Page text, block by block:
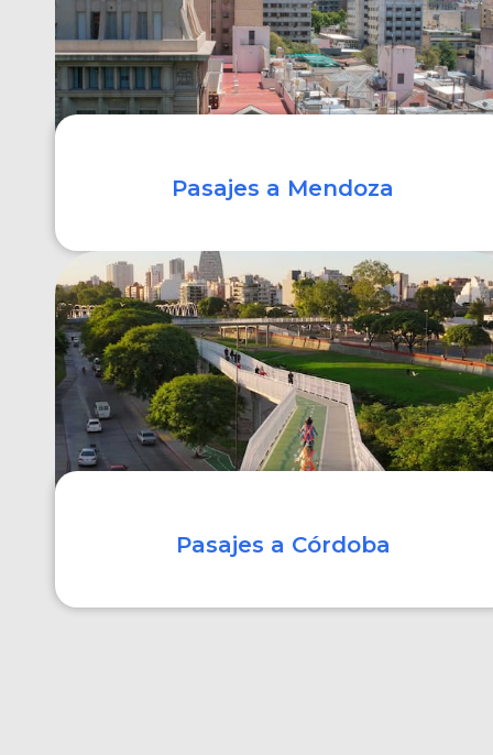
Pasajes a Mendoza
COMPRAR
Pasajes a Córdoba